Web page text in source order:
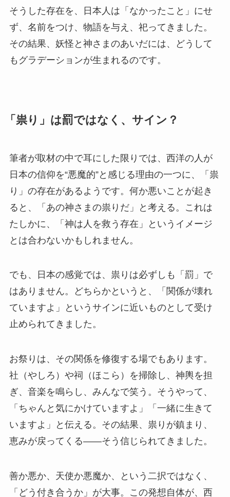
そうした存在を、日本人は「なかったこと」にせ
ず、名前をつけ、物語を与え、祀ってきました。
その結果、妖怪と神さまのあいだには、どうして
もグラデーションが生まれるのです。
「祟り」は罰ではなく、サイン？
筆者が取材の中で耳にした限りでは、西洋の人が
日本の信仰を“悪魔的”と感じる理由の一つに、「祟
り」の存在があるようです。何か悪いことが起き
ると、「あの神さまの祟りだ」と考える。これは
たしかに、「神は人を救う存在」というイメージ
とは合わないかもしれません。
でも、日本の感覚では、祟りは必ずしも「罰」で
はありません。どちらかというと、「関係が壊れ
ていますよ」というサインに近いものとして受け
止められてきました。
お祭りは、その関係を修復する場でもあります。
社（やしろ）や祠（ほこら）を掃除し、神輿を担
ぎ、音楽を鳴らし、みんなで笑う。そうやって、
「ちゃんと気にかけていますよ」「一緒に生きて
いますよ」と伝える。その結果、祟りが鎮まり、
恵みが戻ってくる――そう信じられてきました。
善か悪か、天使か悪魔か、という二択ではなく、
「どう付き合うか」が大事。この発想自体が、西